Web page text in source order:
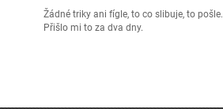
Žádné triky ani fígle, to co slibuje, to
Přišlo mi to za dva dny.